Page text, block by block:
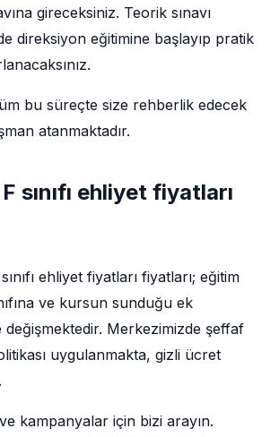
gireceksiniz. Teorik sınavı
direksiyon eğitimine başlayıp pratik
bu süreçte size rehberlik edecek
atanmaktadır.
sınıfı ehliyet fiyatları
ehliyet fiyatları fiyatları; eğitim
ve kursun sunduğu ek
Merkezimizde şeffaf
uygulanmakta, gizli ücret
kampanyalar için bizi arayın.